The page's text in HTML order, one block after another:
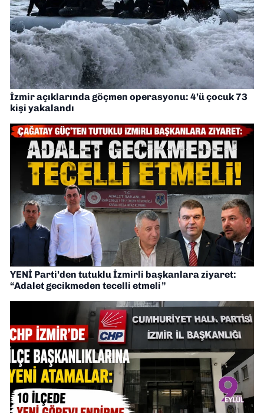
İzmir açıklarında göçmen operasyonu: 4’ü çocuk 73
kişi yakalandı
YENİ Parti’den tutuklu İzmirli başkanlara ziyaret:
“Adalet gecikmeden tecelli etmeli”